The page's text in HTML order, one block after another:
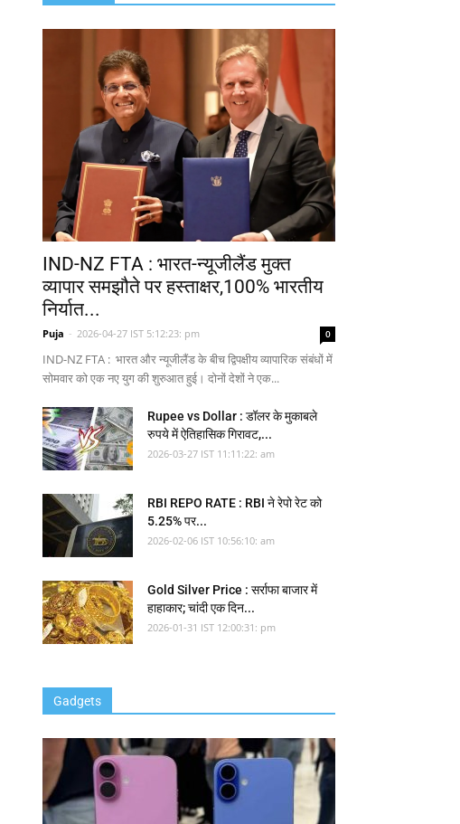
IND-NZ FTA : भारत-न्यूजीलैंड मुक्त
व्यापार समझौते पर हस्ताक्षर,100% भारतीय
निर्यात...
Puja - 2026-04-27 IST 5:12:23: pm 0
IND-NZ FTA : भारत और न्यूजीलैंड के बीच द्विपक्षीय व्यापारिक संबंधों में
सोमवार को एक नए युग की शुरुआत हुई। दोनों देशों ने एक...
Rupee vs Dollar : डॉलर के मुकाबले
रुपये में ऐतिहासिक गिरावट,...
2026-03-27 IST 11:11:22: am
RBI REPO RATE : RBI ने रेपो रेट को
5.25% पर...
2026-02-06 IST 10:56:10: am
Gold Silver Price : सर्राफा बाजार में
हाहाकार; चांदी एक दिन...
2026-01-31 IST 12:00:31: pm
Gadgets